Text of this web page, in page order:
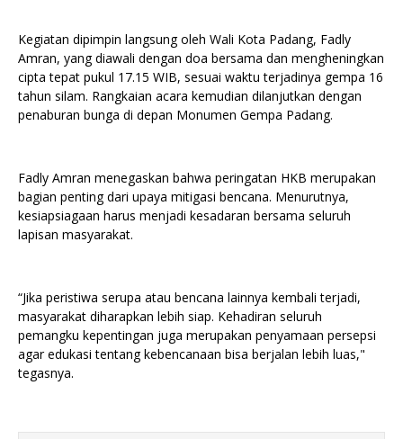
Kegiatan dipimpin langsung oleh Wali Kota Padang, Fadly
Amran, yang diawali dengan doa bersama dan mengheningkan
cipta tepat pukul 17.15 WIB, sesuai waktu terjadinya gempa 16
tahun silam. Rangkaian acara kemudian dilanjutkan dengan
penaburan bunga di depan Monumen Gempa Padang.
Fadly Amran menegaskan bahwa peringatan HKB merupakan
bagian penting dari upaya mitigasi bencana. Menurutnya,
kesiapsiagaan harus menjadi kesadaran bersama seluruh
lapisan masyarakat.
“Jika peristiwa serupa atau bencana lainnya kembali terjadi,
masyarakat diharapkan lebih siap. Kehadiran seluruh
pemangku kepentingan juga merupakan penyamaan persepsi
agar edukasi tentang kebencanaan bisa berjalan lebih luas,"
tegasnya.